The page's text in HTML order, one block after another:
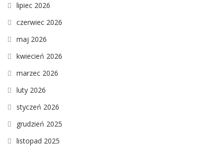
lipiec 2026
czerwiec 2026
maj 2026
kwiecień 2026
marzec 2026
luty 2026
styczeń 2026
grudzień 2025
listopad 2025